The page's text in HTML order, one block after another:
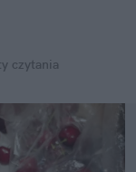
czytania